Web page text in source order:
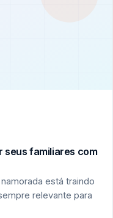
seus familiares com
está traindo
relevante para